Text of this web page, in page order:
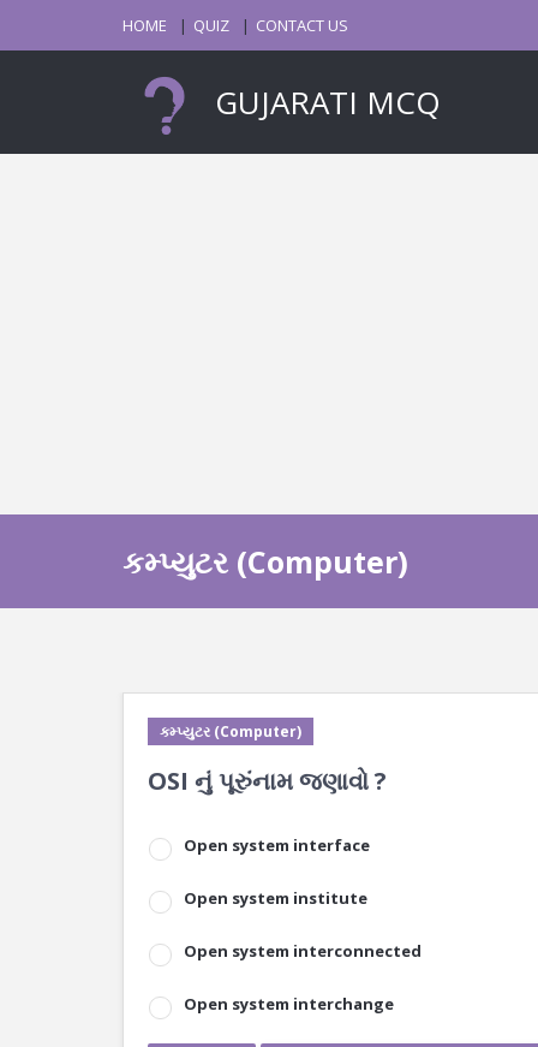
HOME QUIZ CONTACT US
GUJARATI MCQ
કમ્પ્યુટર (Computer)
કમ્પ્યુટર (Computer)
OSI નું પૂરુંનામ જણાવો ?
Open system interface
Open system institute
Open system interconnected
Open system interchange